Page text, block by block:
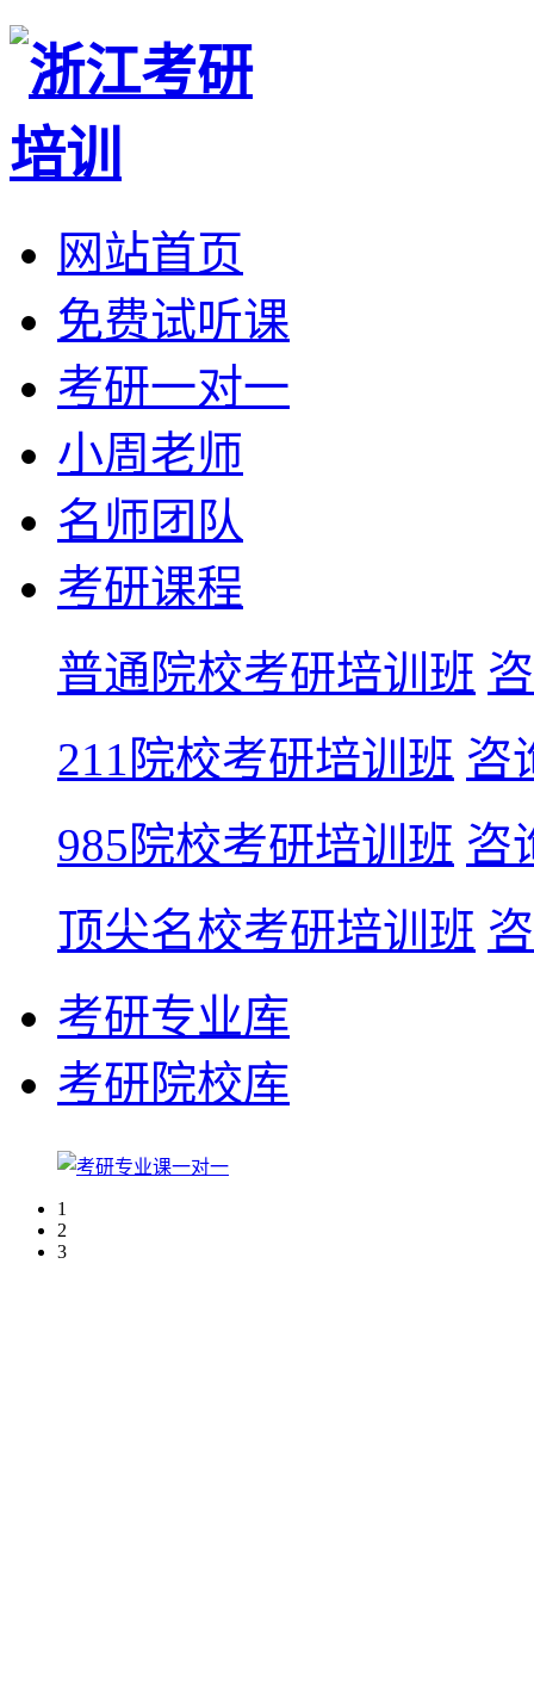
网站首页
免费试听课
考研一对一
小周老师
名师团队
考研课程
普通院校考研培训班
211院校考研培训班 咨
985院校考研培训班 咨
顶尖名校考研培训班
考研专业库
考研院校库
1
2
3